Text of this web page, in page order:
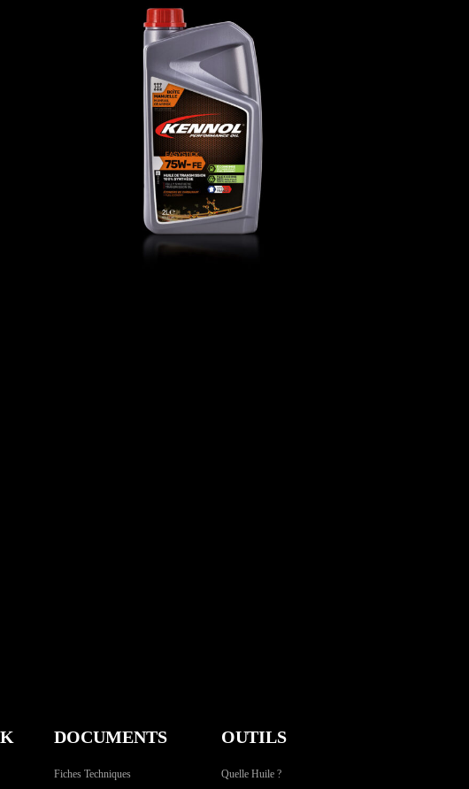
EASYSTICK 75W-FE
AUTO ,Huiles de transmission
DOCUMENTS
Fiches Techniques
OUTILS
Quelle Huile ?